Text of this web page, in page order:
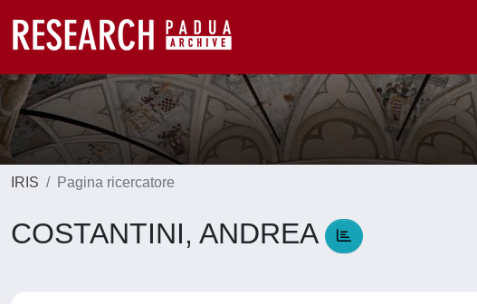
IRIS Pagina ricercatore
COSTANTINI, ANDREA